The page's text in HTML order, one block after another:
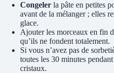
Congeler la pâte en petites
avant de la mélanger ; elles
glace.
Ajouter les morceaux en fin
qu’ils ne fondent totalement.
Si vous n’avez pas de
toutes les 30 minutes
cristaux.